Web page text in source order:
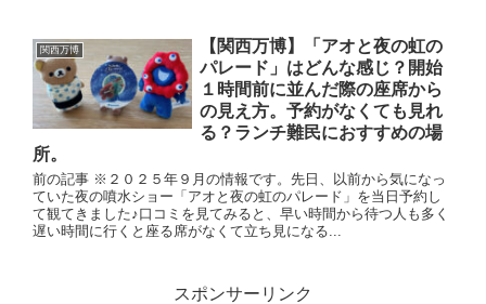
関西万博
【関西万博】「アオと夜の虹の
パレード」はどんな感じ？開始
１時間前に並んだ際の座席から
の見え方。予約がなくても見れ
る？ランチ難民におすすめの場
所。
前の記事 ※２０２５年９月の情報です。先日、以前から気になっ
ていた夜の噴水ショー「アオと夜の虹のパレード」を当日予約し
て観てきました♪口コミを見てみると、早い時間から待つ人も多く
遅い時間に行くと座る席がなくて立ち見になる...
スポンサーリンク